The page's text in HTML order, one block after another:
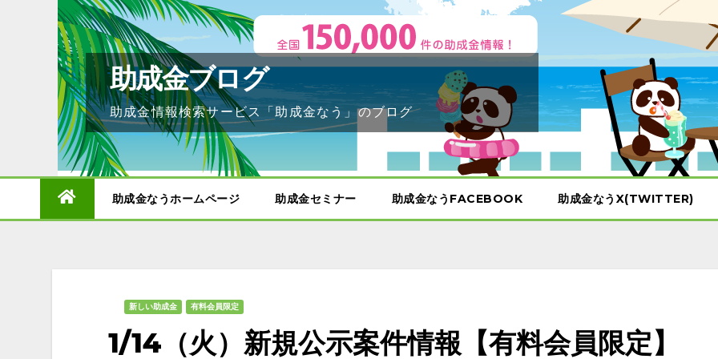
助成金ブログ
助成金情報検索サービス「助成金なう」のブログ
助成金なうホームページ 助成金セミナー 助成金なうFACEBOOK 助成金なうX(TWITTER)
新しい助成金 有料会員限定
1/14（火）新規公示案件情報【有料会員限定】